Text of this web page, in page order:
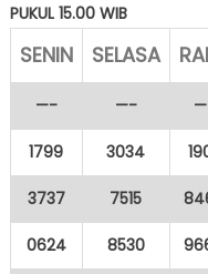
PUKUL 15.00 WIB
SENIN SELASA
—- —-
1799 3034
3737 7515
0624 8530